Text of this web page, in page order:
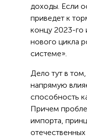
доходы. Если
приведет к
концу 2023-го
нового цикла
системе».
Дело тут в
напрямую
способность
Причем
импорта,